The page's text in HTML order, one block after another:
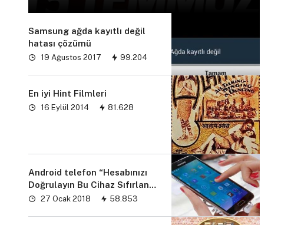
Samsung ağda kayıtlı değil
hatası çözümü
19 Ağustos 2017 99.204
En iyi Hint Filmleri
16 Eylül 2014 81.628
Android telefon “Hesabınızı
Doğrulayın Bu Cihaz Sıfırlandı
sorunu” çözümü
27 Ocak 2018 58.853